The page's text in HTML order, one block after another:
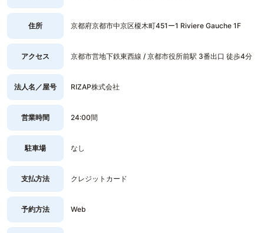
住所 京都府京都市中京区榎木町451ー1 Riviere Gauche 1F
アクセス 京都市営地下鉄東西線 / 京都市役所前駅 3番出口 徒歩4分
法人名／屋号 RIZAP株式会社
営業時間 24:00間
駐車場 なし
支払方法 クレジットカード
予約方法 Web